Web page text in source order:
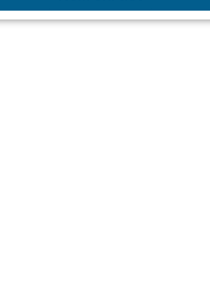
sữa tắm giúp sạch...